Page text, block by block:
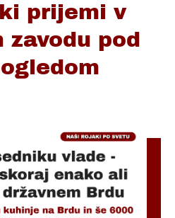
prijemi v
zavodu pod